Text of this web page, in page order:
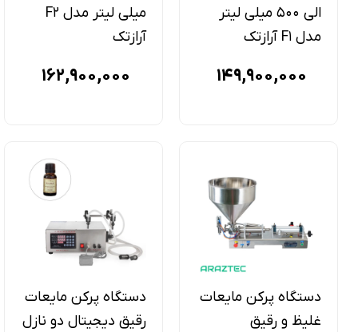
الی 500 میلی لیتر
مدل F1 آرازتک
149,900,000
میلی لیتر مدل F2
آرازتک
162,900,000
دستگاه پرکن مایعات
غلیظ و رقیق
دستگاه پرکن مایعات
رقیق دیجیتال دو نازل